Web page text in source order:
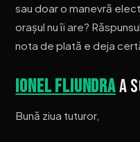
sau doar o manevră
orașul nu îi are?
nota de plată e deja
Ionel Fliundraa
Bună ziua tuturor,